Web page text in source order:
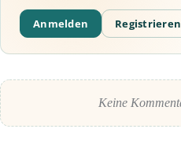
Anmelden Registrieren
Keine